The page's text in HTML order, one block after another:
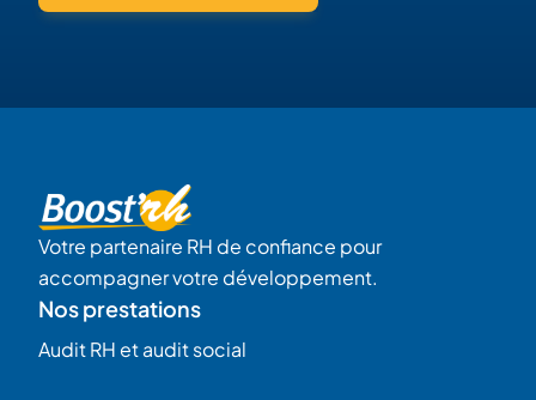
Votre partenaire RH de confiance pour
accompagner votre développement.
Nos prestations
Audit RH et audit social